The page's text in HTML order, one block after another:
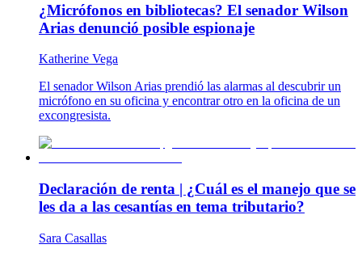
¿Micrófonos en bibliotecas? El senador Wilson
Arias denunció posible espionaje
Katherine Vega
El senador Wilson Arias prendió las alarmas al descubrir un
micrófono en su oficina y encontrar otro en la oficina de un
excongresista.
Declaración de renta | ¿Cuál es el manejo que se
les da a las cesantías en tema tributario?
Sara Casallas